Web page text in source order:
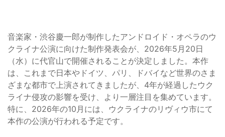
音楽家・渋谷慶一郎が制作したアンドロイド・オペラのウ
クライナ公演に向けた制作発表会が、2026年5月20日
（水）に代官山で開催されることが決定しました。本作
は、これまで日本やドイツ、パリ、ドバイなど世界のさま
ざまな都市で上演されてきましたが、4年が経過したウク
ライナ侵攻の影響を受け、より一層注目を集めています。
特に、2026年の10月には、ウクライナのリヴィウ市にて
本作の公演が行われる予定です。